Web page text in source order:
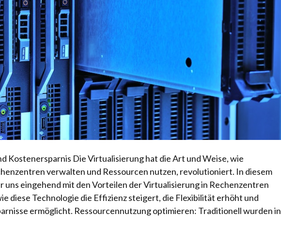
Kostenersparnis Die Virtualisierung hat die Art und Weise, wie
verwalten und Ressourcen nutzen, revolutioniert. In diesem
uns eingehend mit den Vorteilen der Virtualisierung in Rechenzentren
diese Technologie die Effizienz steigert, die Flexibilität erhöht und
ermöglicht. Ressourcennutzung optimieren: Traditionell wurden in